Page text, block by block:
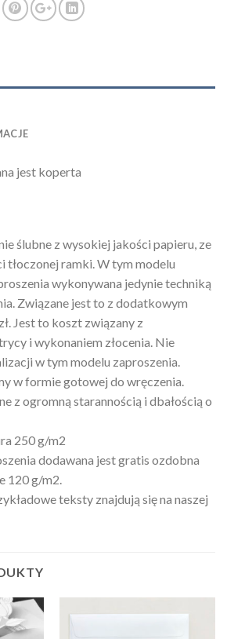
jest koperta
ślubne z wysokiej jakości papieru, ze
tłoczonej ramki. W tym modelu
wykonywana jedynie techniką
Związane jest to z dodatkowym
Jest to koszt związany z
i wykonaniem złocenia. Nie
w tym modelu zaproszenia.
w formie gotowej do wręczenia.
z ogromną starannością i dbałością o
250 g/m2
dodawana jest gratis ozdobna
120 g/m2.
teksty znajdują się na naszej